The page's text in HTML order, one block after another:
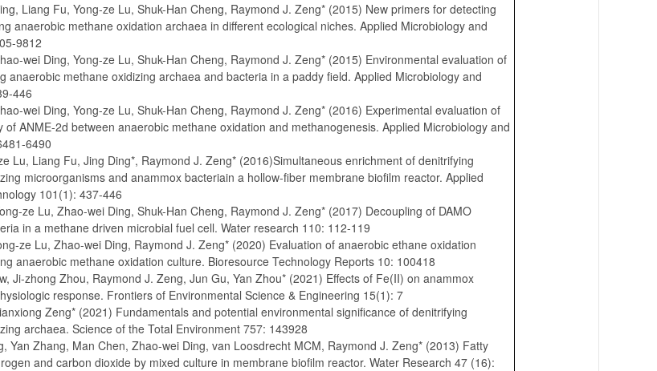
Liang Fu, Yong-ze Lu, Shuk-Han Cheng, Raymond J. Zeng* (2015) New primers for detecting
anaerobic methane oxidation archaea in different ecological niches. Applied Microbiology and
9812
wei Ding, Yong-ze Lu, Shuk-Han Cheng, Raymond J. Zeng* (2015) Environmental evaluation of
anaerobic methane oxidizing archaea and bacteria in a paddy field. Applied Microbiology and
446
wei Ding, Yong-ze Lu, Shuk-Han Cheng, Raymond J. Zeng* (2016) Experimental evaluation of
of ANME-2d between anaerobic methane oxidation and methanogenesis. Applied Microbiology and
6490
Lu, Liang Fu, Jing Ding*, Raymond J. Zeng* (2016)Simultaneous enrichment of denitrifying
microorganisms and anammox bacteriain a hollow-fiber membrane biofilm reactor. Applied
101(1): 437-446
ze Lu, Zhao-wei Ding, Shuk-Han Cheng, Raymond J. Zeng* (2017) Decoupling of DAMO
in a methane driven microbial fuel cell. Water research 110: 112-119
ze Lu, Zhao-wei Ding, Raymond J. Zeng* (2020) Evaluation of anaerobic ethane oxidation
anaerobic methane oxidation culture. Bioresource Technology Reports 10: 100418
Ji-zhong Zhou, Raymond J. Zeng, Jun Gu, Yan Zhou* (2021) Effects of Fe(II) on anammox
response. Frontiers of Environmental Science & Engineering 15(1): 7
Zeng* (2021) Fundamentals and potential environmental significance of denitrifying
archaea. Science of the Total Environment 757: 143928
Yan Zhang, Man Chen, Zhao-wei Ding, van Loosdrecht MCM, Raymond J. Zeng* (2013) Fatty
and carbon dioxide by mixed culture in membrane biofilm reactor. Water Research 47 (16):